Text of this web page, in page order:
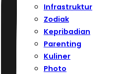
Infrastruktur
Zodiak
Kepribadian
Parenting
Kuliner
Photo